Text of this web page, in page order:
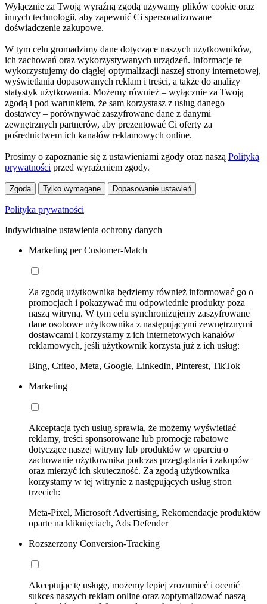
Wyłącznie za Twoją wyraźną zgodą używamy plików cookie oraz
innych technologii, aby zapewnić Ci spersonalizowane
doświadczenie zakupowe.
W tym celu gromadzimy dane dotyczące naszych użytkowników,
ich zachowań oraz wykorzystywanych urządzeń. Informacje te
wykorzystujemy do ciągłej optymalizacji naszej strony internetowej,
wyświetlania dopasowanych reklam i treści, a także do analizy
statystyk użytkowania. Możemy również – wyłącznie za Twoją
zgodą i pod warunkiem, że sam korzystasz z usług danego
dostawcy – porównywać zaszyfrowane dane z danymi
zewnętrznych partnerów, aby prezentować Ci oferty za
pośrednictwem ich kanałów reklamowych online.
Prosimy o zapoznanie się z ustawieniami zgody oraz naszą Polityką
prywatności przed wyrażeniem zgody.
Zgoda Tylko wymagane Dopasowanie ustawień
Polityka prywatności
Indywidualne ustawienia ochrony danych
Marketing per Customer-Match
Za zgodą użytkownika będziemy również informować go o
promocjach i pokazywać mu odpowiednie produkty poza
naszą witryną. W tym celu synchronizujemy zaszyfrowane
dane osobowe użytkownika z następującymi zewnętrznymi
dostawcami i korzystamy z ich internetowych kanałów
reklamowych, jeśli użytkownik korzysta już z ich usług:
Bing, Criteo, Meta, Google, LinkedIn, Pinterest, TikTok
Marketing
Akceptacja tych usług sprawia, że możemy wyświetlać
reklamy, treści sponsorowane lub promocje rabatowe
dotyczące naszej witryny lub produktów w oparciu o
zachowanie użytkownika podczas przeglądania i zakupów
oraz mierzyć ich skuteczność. Za zgodą użytkownika
korzystamy w tej witrynie z następujących usług stron
trzecich:
Meta-Pixel, Microsoft Advertising, Rekomendacje produktów
oparte na kliknięciach, Ads Defender
Rozszerzony Conversion-Tracking
Akceptując tę usługę, możemy lepiej zrozumieć i ocenić
sukces naszych reklam online oraz zoptymalizować naszą